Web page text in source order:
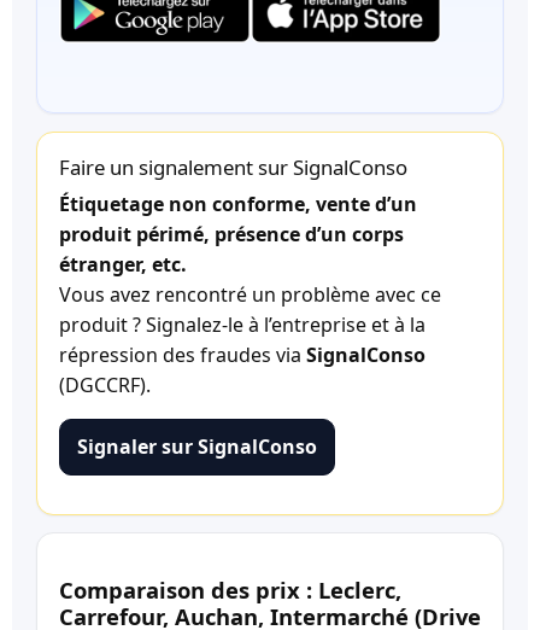
Faire un signalement sur SignalConso
Étiquetage non conforme, vente d’un
produit périmé, présence d’un corps
étranger, etc.
Vous avez rencontré un problème avec ce
produit ? Signalez-le à l’entreprise et à la
répression des fraudes via SignalConso
(DGCCRF).
Signaler sur SignalConso
Comparaison des prix : Leclerc,
Carrefour, Auchan, Intermarché (Drive